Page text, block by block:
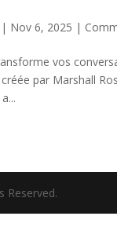
| Nov 6, 2025 |
vos
par Marshall
Reserved.